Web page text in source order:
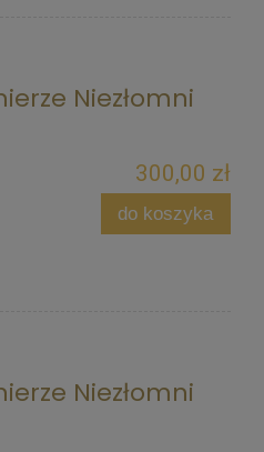
Niezłomni
300,00 zł
do koszyka
Niezłomni